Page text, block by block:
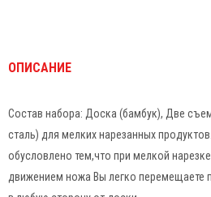
ОПИСАНИЕ
Состав набора: Доска (бамбук), Две
сталь) для мелких нарезанных
обусловлено тем,что при мелкой
движением ножа Вы легко перемещаете